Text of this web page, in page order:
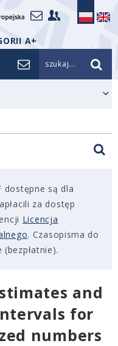
A+
szukaj...
dostępne są dla
za dostęp
Licencja
. Czasopisma do
and
for
numbers